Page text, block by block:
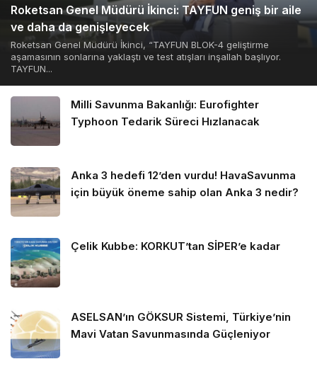
Roketsan Genel Müdürü İkinci: TAYFUN geniş bir aile
ve daha da genişleyecek
Roketsan Genel Müdürü İkinci, “TAYFUN BLOK-4 geliştirme
aşamasının sonlarına yaklaştı ve test atışları inşallah başlıyor.
TAYFUN...
Milli Savunma Bakanlığı: Eurofighter
Typhoon Tedarik Süreci Hızlanacak
Anka 3 hedefi 12’den vurdu! HavaSavunma
için büyük öneme sahip olan Anka 3 nedir?
Çelik Kubbe: KORKUT’tan SİPER’e kadar
ASELSAN’ın GÖKSUR Sistemi, Türkiye’nin
Mavi Vatan Savunmasında Güçleniyor